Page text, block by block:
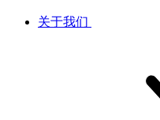
关于我们